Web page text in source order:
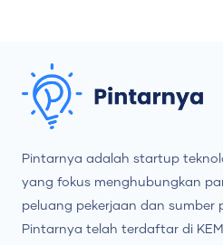
Pintarnya adalah startup
yang fokus menghubungkan
peluang pekerjaan dan
Pintarnya telah terdaftar di